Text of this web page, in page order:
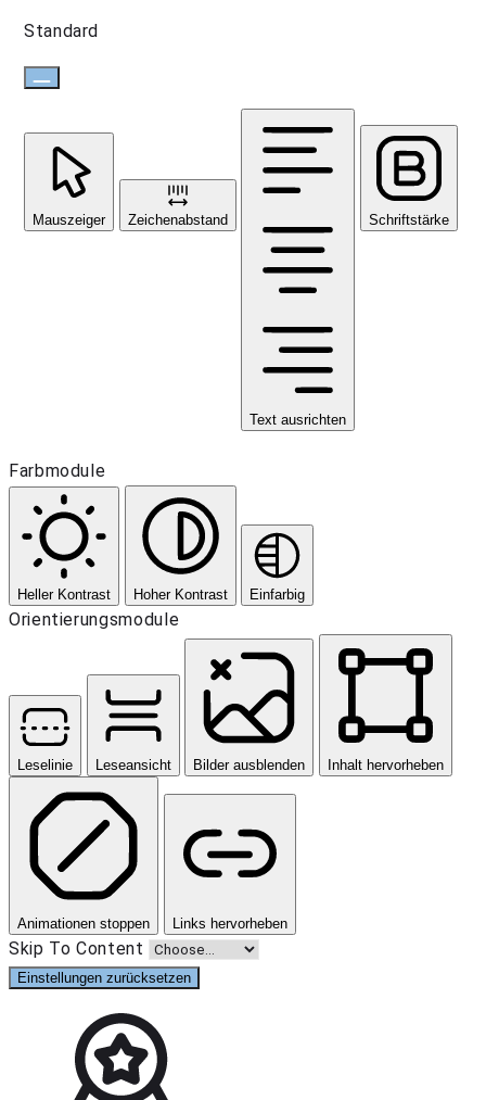
Standard
Mauszeiger Zeichenabstand
Text ausrichten
Schriftstärke
Farbmodule
Heller Kontrast Hoher Kontrast Einfarbig
Orientierungsmodule
Leselinie Leseansicht Bilder ausblenden Inhalt hervorheben
Animationen stoppen Links hervorheben
Skip To Content
Einstellungen zurücksetzen